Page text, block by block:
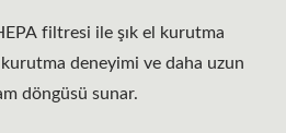
filtresi ile şık el kurutma
deneyimi ve daha uzun
döngüsü sunar.